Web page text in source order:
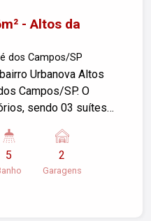
- Altos da
dos Campos/SP
Urbanova Altos
Campos/SP. O
sendo 03 suítes
de futebol,
ar livre - Área
do terreno: 250,00
5 2
Garagens